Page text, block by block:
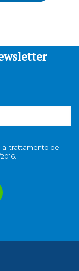
al trattamento dei